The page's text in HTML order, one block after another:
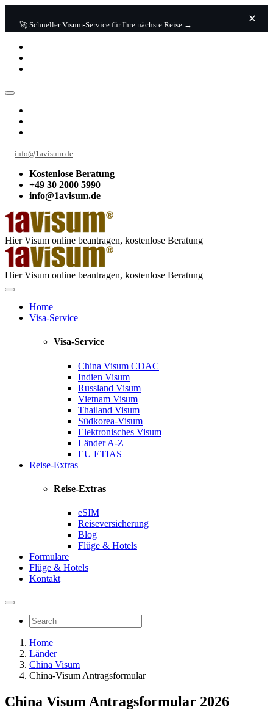
🚀 Schneller Visum-Service für Ihre nächste Reise →
info@1avisum.de
Kostenlose Beratung
+49 30 2000 5990
info@1avisum.de
Hier Visum online beantragen, kostenlose Beratung
Hier Visum online beantragen, kostenlose Beratung
Home
Visa-Service
Visa-Service
China Visum CDAC
Indien Visum
Russland Visum
Vietnam Visum
Thailand Visum
Südkorea-Visum
Elektronisches Visum
Länder A-Z
EU ETIAS
Reise-Extras
Reise-Extras
eSIM
Reiseversicherung
Blog
Flüge & Hotels
Formulare
Flüge & Hotels
Kontakt
Home
Länder
China Visum
China-Visum Antragsformular
China Visum Antragsformular 2026